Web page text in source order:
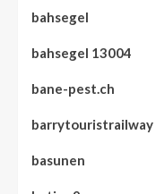
bahsegel
bahsegel 13004
bane-pest.ch
barrytouristrailway
basunen